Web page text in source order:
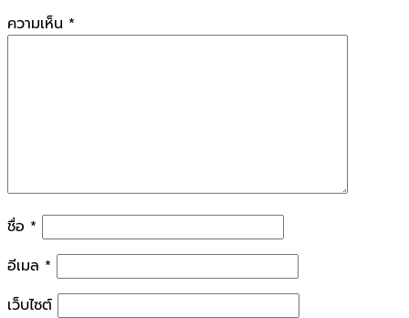
ความเห็น *
ชื่อ *
อีเมล *
เว็บไซต์